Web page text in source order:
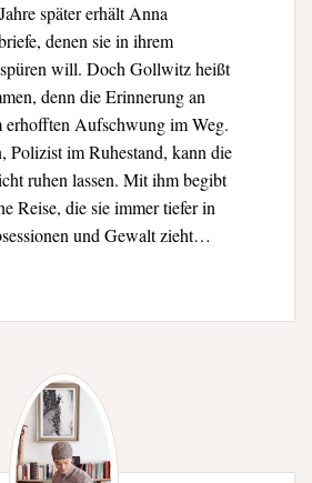
später erhält Anna
denen sie in ihrem
will. Doch Gollwitz heißt
denn die Erinnerung an
erhofften Aufschwung im Weg.
im Ruhestand, kann die
ruhen lassen. Mit ihm begibt
Reise, die sie immer tiefer in
und Gewalt zieht…